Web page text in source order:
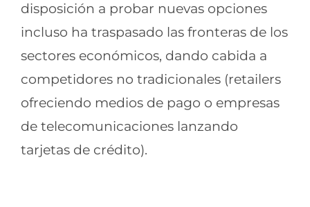
disposición a probar nuevas opciones
incluso ha traspasado las fronteras de los
sectores económicos, dando cabida a
competidores no tradicionales (retailers
ofreciendo medios de pago o empresas
de telecomunicaciones lanzando
tarjetas de crédito).